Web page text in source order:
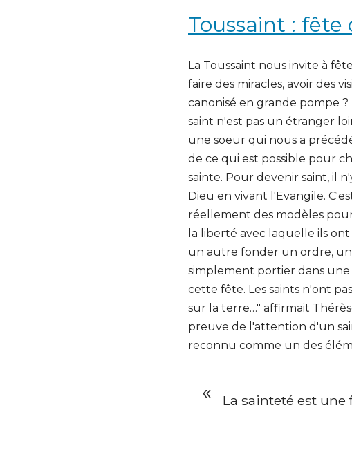
Toussaint : fête
La Toussaint nous invite à
faire des miracles, avoir des
canonisé en grande pompe
saint n'est pas un étranger
une soeur qui nous a
de ce qui est possible pour
sainte. Pour devenir saint, il
Dieu en vivant l'Evangile.
réellement des modèles
la liberté avec laquelle ils
un autre fonder un ordre,
simplement portier dans une
cette fête. Les saints n'ont
sur la terre…" affirmait
preuve de l'attention d'un
reconnu comme un des
La sainteté est